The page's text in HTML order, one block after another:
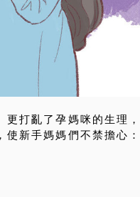
打亂了孕媽咪的生理，
新手媽媽們不禁擔心：